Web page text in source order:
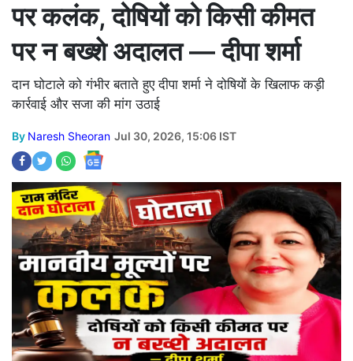
पर कलंक, दोषियों को किसी कीमत
पर न बख्शे अदालत — दीपा शर्मा
दान घोटाले को गंभीर बताते हुए दीपा शर्मा ने दोषियों के खिलाफ कड़ी
कार्रवाई और सजा की मांग उठाई
By Naresh Sheoran Jul 30, 2026, 15:06 IST